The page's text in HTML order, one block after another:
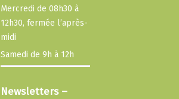
Mercredi de 08h30 à
12h30, fermée l’après-
midi
Samedi de 9h à 12h
Newsletters –